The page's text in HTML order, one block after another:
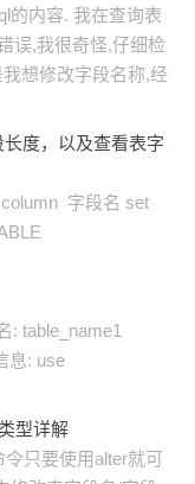
的内容. 我在查询表
误,我很奇怪,仔细检
想修改字段名称,经
度，以及查看表字
字段名 set
: table_name1
息: use
型详解
只要使用alter就可